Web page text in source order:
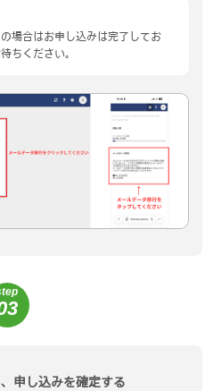
の場合はお申し込みは完了してお
ちください。
申し込みを確定する